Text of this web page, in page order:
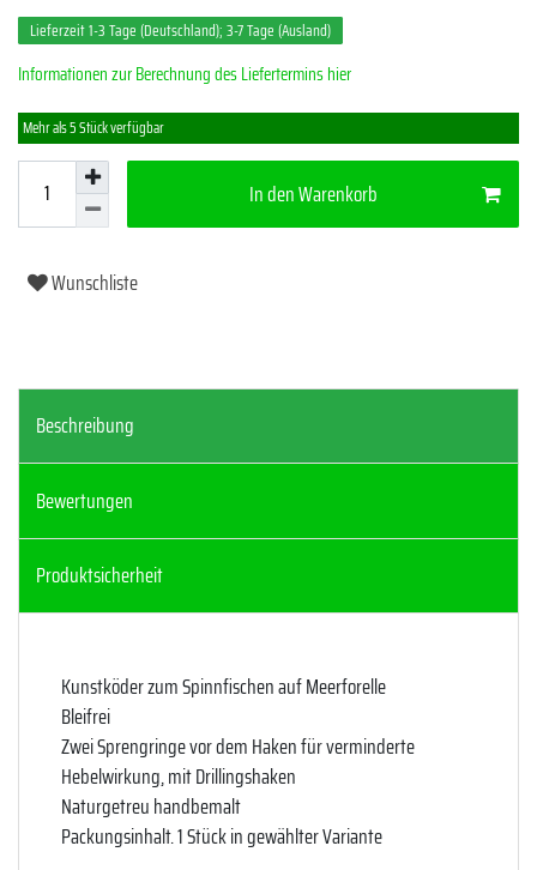
Lieferzeit 1-3 Tage (Deutschland); 3-7 Tage (Ausland)
Informationen zur Berechnung des Liefertermins hier
Mehr als 5 Stück verfügbar
In den Warenkorb
Wunschliste
Beschreibung
Bewertungen
Produktsicherheit
Kunstköder zum Spinnfischen auf Meerforelle
Bleifrei
Zwei Sprengringe vor dem Haken für verminderte
Hebelwirkung, mit Drillingshaken
Naturgetreu handbemalt
Packungsinhalt. 1 Stück in gewählter Variante